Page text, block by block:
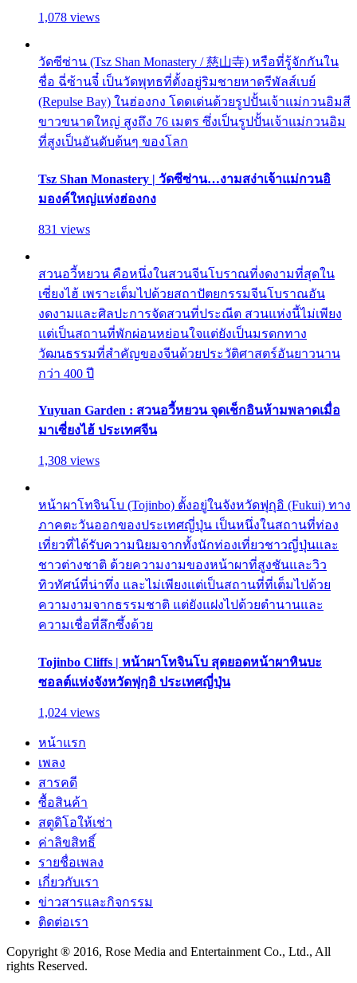
1,078 views
วัดซีซ่าน (Tsz Shan Monastery / 慈山寺) หรือที่รู้จักกันใน
ชื่อ ฉี่ซ้านจี๋ เป็นวัดพุทธที่ตั้งอยู่ริมชายหาดรีพัลส์เบย์
(Repulse Bay) ในฮ่องกง โดดเด่นด้วยรูปปั้นเจ้าแม่กวนอิมสี
ขาวขนาดใหญ่ สูงถึง 76 เมตร ซึ่งเป็นรูปปั้นเจ้าแม่กวนอิม
ที่สูงเป็นอันดับต้นๆ ของโลก
Tsz Shan Monastery | วัดซีซ่าน…งามสง่าเจ้าแม่กวนอิ
มองค์ใหญ่แห่งฮ่องกง
831 views
สวนอวี้หยวน คือหนึ่งในสวนจีนโบราณที่งดงามที่สุดใน
เซี่ยงไฮ้ เพราะเต็มไปด้วยสถาปัตยกรรมจีนโบราณอัน
งดงามและศิลปะการจัดสวนที่ประณีต สวนแห่งนี้ไม่เพียง
แต่เป็นสถานที่พักผ่อนหย่อนใจแต่ยังเป็นมรดกทาง
วัฒนธรรมที่สำคัญของจีนด้วยประวัติศาสตร์อันยาวนาน
กว่า 400 ปี
Yuyuan Garden : สวนอวี้หยวน จุดเช็กอินห้ามพลาดเมื่อ
มาเซี่ยงไฮ้ ประเทศจีน
1,308 views
หน้าผาโทจินโบ (Tojinbo) ตั้งอยู่ในจังหวัดฟุกุอิ (Fukui) ทาง
ภาคตะวันออกของประเทศญี่ปุ่น เป็นหนึ่งในสถานที่ท่อง
เที่ยวที่ได้รับความนิยมจากทั้งนักท่องเที่ยวชาวญี่ปุ่นและ
ชาวต่างชาติ ด้วยความงามของหน้าผาที่สูงชันและวิว
ทิวทัศน์ที่น่าทึ่ง และไม่เพียงแต่เป็นสถานที่ที่เต็มไปด้วย
ความงามจากธรรมชาติ แต่ยังแฝงไปด้วยตำนานและ
ความเชื่อที่ลึกซึ้งด้วย
Tojinbo Cliffs | หน้าผาโทจินโบ สุดยอดหน้าผาหินบะ
ซอลต์แห่งจังหวัดฟุกุอิ ประเทศญี่ปุ่น
1,024 views
หน้าแรก
เพลง
สารคดี
ซื้อสินค้า
สตูดิโอให้เช่า
ค่าลิขสิทธิ์
รายชื่อเพลง
เกี่ยวกับเรา
ข่าวสารและกิจกรรม
ติดต่อเรา
Copyright ® 2016, Rose Media and Entertainment Co., Ltd., All
rights Reserved.